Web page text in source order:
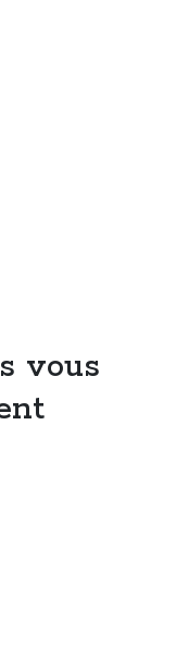
vous